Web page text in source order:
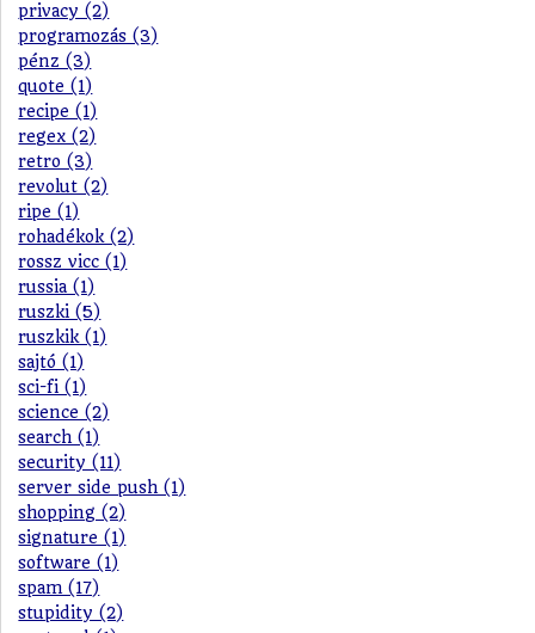
privacy (2)
programozás (3)
pénz (3)
quote (1)
recipe (1)
regex (2)
retro (3)
revolut (2)
ripe (1)
rohadékok (2)
rossz vicc (1)
russia (1)
ruszki (5)
ruszkik (1)
sajtó (1)
sci-fi (1)
science (2)
search (1)
security (11)
server side push (1)
shopping (2)
signature (1)
software (1)
spam (17)
stupidity (2)